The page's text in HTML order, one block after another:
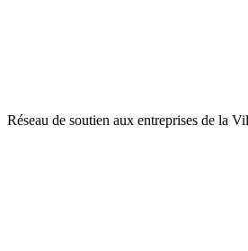
Réseau de soutien aux entreprises de la